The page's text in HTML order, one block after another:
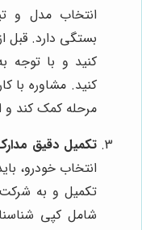
انتخاب مدل و
بستگی دارد. قبل
کنید و با توجه
کنید. مشاوره با
مرحله کمک کند و
تکمیل دقیق
انتخاب خودرو،
تکمیل و به شرکت
شامل کپی